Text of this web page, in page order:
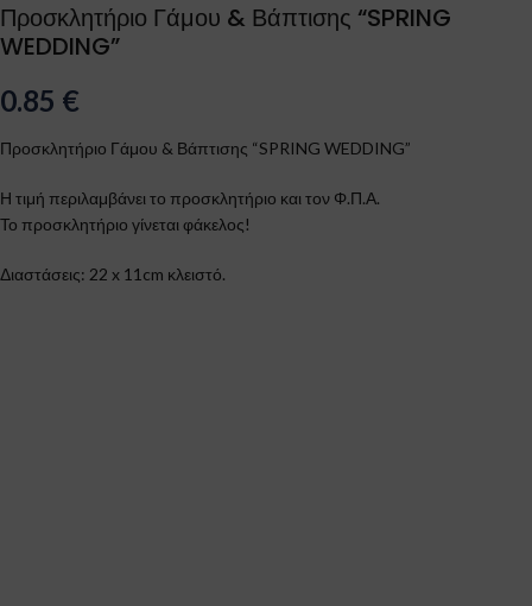
Προσκλητήριο Γάμου & Βάπτισης “SPRING
WEDDING”
0.85 €
Προσκλητήριο Γάμου & Βάπτισης “SPRING WEDDING”
Η τιμή περιλαμβάνει το προσκλητήριο και τον Φ.Π.Α.
Το προσκλητήριο γίνεται φάκελος!
Διαστάσεις: 22 x 11cm κλειστό.